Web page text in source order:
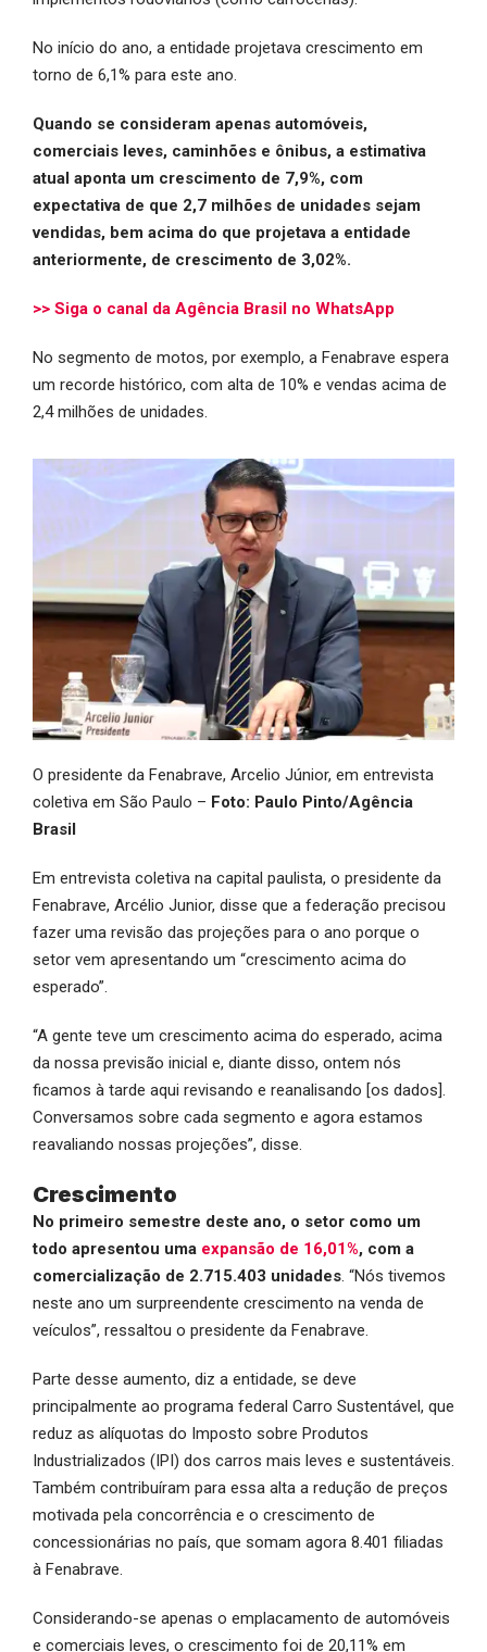
No início do ano, a entidade projetava crescimento em
torno de 6,1% para este ano.
Quando se consideram apenas automóveis,
comerciais leves, caminhões e ônibus, a estimativa
atual aponta um crescimento de 7,9%, com
expectativa de que 2,7 milhões de unidades sejam
vendidas, bem acima do que projetava a entidade
anteriormente, de crescimento de 3,02%.
>> Siga o canal da Agência Brasil no WhatsApp
No segmento de motos, por exemplo, a Fenabrave espera
um recorde histórico, com alta de 10% e vendas acima de
2,4 milhões de unidades.
O presidente da Fenabrave, Arcelio Júnior, em entrevista
coletiva em São Paulo – Foto: Paulo Pinto/Agência
Brasil
Em entrevista coletiva na capital paulista, o presidente da
Fenabrave, Arcélio Junior, disse que a federação precisou
fazer uma revisão das projeções para o ano porque o
setor vem apresentando um “crescimento acima do
esperado”.
“A gente teve um crescimento acima do esperado, acima
da nossa previsão inicial e, diante disso, ontem nós
ficamos à tarde aqui revisando e reanalisando [os dados].
Conversamos sobre cada segmento e agora estamos
reavaliando nossas projeções”, disse.
Crescimento
No primeiro semestre deste ano, o setor como um
todo apresentou uma expansão de 16,01%, com a
comercialização de 2.715.403 unidades. “Nós tivemos
neste ano um surpreendente crescimento na venda de
veículos”, ressaltou o presidente da Fenabrave.
Parte desse aumento, diz a entidade, se deve
principalmente ao programa federal Carro Sustentável, que
reduz as alíquotas do Imposto sobre Produtos
Industrializados (IPI) dos carros mais leves e sustentáveis.
Também contribuíram para essa alta a redução de preços
motivada pela concorrência e o crescimento de
concessionárias no país, que somam agora 8.401 filiadas
à Fenabrave.
Considerando-se apenas o emplacamento de automóveis
e comerciais leves, o crescimento foi de 20,11% em